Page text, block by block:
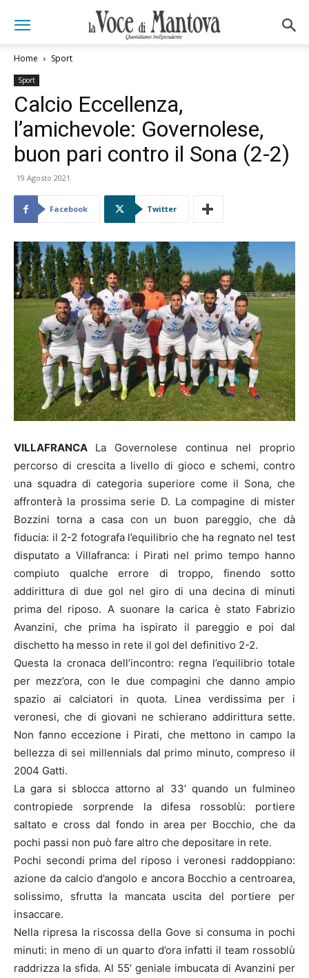
Home Sport
Sport
Calcio Eccellenza,
l’amichevole: Governolese,
buon pari contro il Sona (2-2)
19 Agosto 2021
Facebook Twitter
VILLAFRANCA La Governolese continua nel proprio
percorso di crescita a livello di gioco e schemi, contro
una squadra di categoria superiore come il Sona, che
affronterà la prossima serie D. La compagine di mister
Bozzini torna a casa con un buon pareggio, che dà
fiducia: il 2-2 fotografa l’equilibrio che ha regnato nel test
disputato a Villafranca: i Pirati nel primo tempo hanno
compiuto qualche errore di troppo, finendo sotto
addirittura di due gol nel giro di una decina di minuti
prima del riposo. A suonare la carica è stato Fabrizio
Avanzini, che prima ha ispirato il pareggio e poi dal
dischetto ha messo in rete il gol del definitivo 2-2.
Questa la cronaca dell’incontro: regna l’equilibrio totale
per mezz’ora, con le due compagini che danno ampio
spazio ai calciatori in quota. Linea verdissima per i
veronesi, che di giovani ne schierano addirittura sette.
Non fanno eccezione i Pirati, che mettono in campo la
bellezza di sei millennials dal primo minuto, compreso il
2004 Gatti.
La gara si sblocca attorno al 33’ quando un fulmineo
contropiede sorprende la difesa rossoblù: portiere
saltato e cross dal fondo in area per Bocchio, che da
pochi passi non può fare altro che depositare in rete.
Pochi secondi prima del riposo i veronesi raddoppiano:
azione da calcio d’angolo e ancora Bocchio a centroarea,
solissimo, sfrutta la mancata uscita del portiere per
insaccare.
Nella ripresa la riscossa della Gove si consuma in pochi
minuti: in meno di un quarto d’ora infatti il team rossoblù
raddrizza la sfida. Al 55’ geniale imbucata di Avanzini per